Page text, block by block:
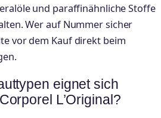
und paraffinähnliche Stoffe
Wer auf Nummer sicher
vor dem Kauf direkt beim
eignet sich
L’Original?